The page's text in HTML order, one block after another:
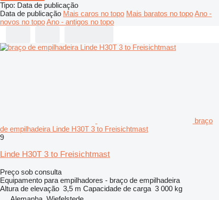
Tipo: Data de publicação
Data de publicação Mais caros no topo Mais baratos no topoAno -
novos no topoAno - antigos no topo
braço
de empilhadeira Linde H30T 3 to Freisichtmast
9
Linde H30T 3 to Freisichtmast
Preço sob consulta
Equipamento para empilhadores - braço de empilhadeira
Altura de elevação 3,5 m Capacidade de carga 3 000 kg